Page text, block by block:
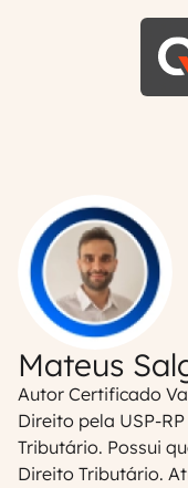
Mateus
Autor Certificado
Direito pela USP-
Tributário. Possui
Direito Tributário.